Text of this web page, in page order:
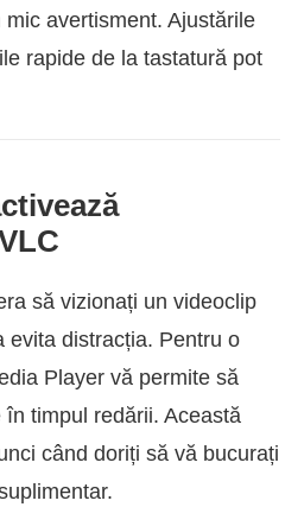
avertisment. Ajustările
rapide de la tastatură pot
să vizionați un videoclip
evita distracția. Pentru o
Player vă permite să
timpul redării. Această
când doriți să vă bucurați